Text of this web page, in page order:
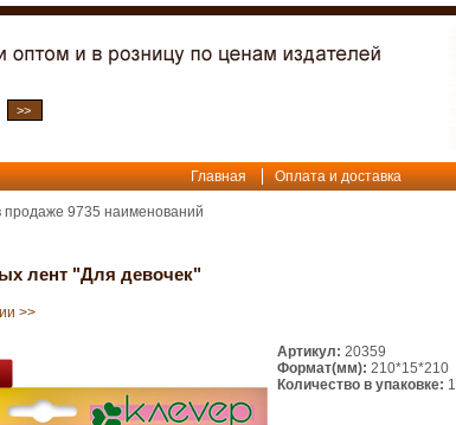
Главная Оплата и доставка
продаже 9735 наименований
лент "Для девочек"
>>
Артикул: 20359
Формат(мм): 210*15*210
Количество в упаковке: 1